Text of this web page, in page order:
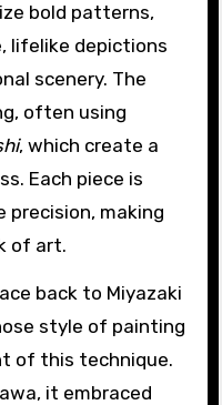
bold patterns,
lifelike depictions
scenery. The
often using
, which create a
Each piece is
precision, making
of art.
back to Miyazaki
style of painting
of this technique.
it embraced